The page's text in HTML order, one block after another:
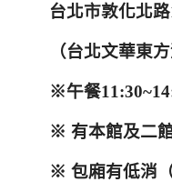
台北市敦化北路
（台北文華東
※午餐
※ 有本館及二
※ 包廂有低消